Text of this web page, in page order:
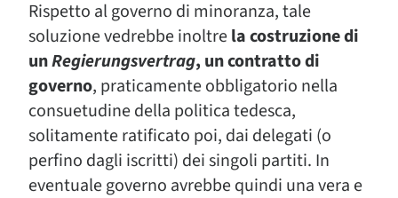
Rispetto al governo di minoranza, tale
soluzione vedrebbe inoltrela costruzione di
unRegierungsvertrag, un contratto di
governo, praticamente obbligatorio nella
consuetudine della politica tedesca,
solitamente ratificato poi, dai delegati (o
perfino dagli iscritti) dei singoli partiti. In
eventuale governo avrebbe quindi una vera e